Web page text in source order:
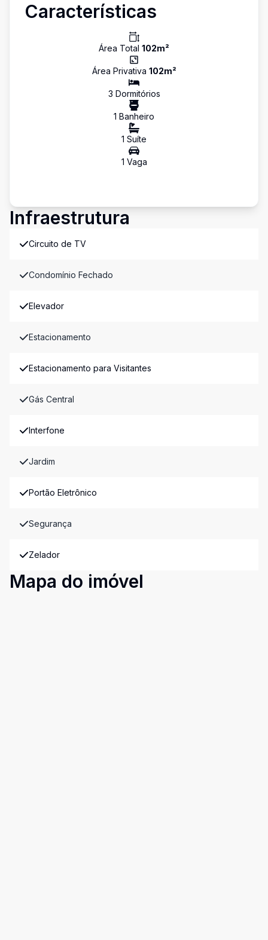
Características
Área Total 102m²
Área Privativa 102m²
3 Dormitórios
1 Banheiro
1 Suíte
1 Vaga
Infraestrutura
Circuito de TV
Condomínio Fechado
Elevador
Estacionamento
Estacionamento para Visitantes
Gás Central
Interfone
Jardim
Portão Eletrônico
Segurança
Zelador
Mapa do imóvel